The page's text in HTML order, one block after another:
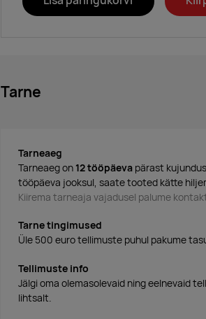
Tarne
Tarneaeg
Tarneaeg on 12 tööpäeva pärast
tööpäeva jooksul, saate tooted kätte
Kiirema tarneaja vajadusel palume
Tarne tingimused
Üle 500 euro tellimuste puhul pakume
Tellimuste info
Jälgi oma olemasolevaid ning eelnevaid
lihtsalt.